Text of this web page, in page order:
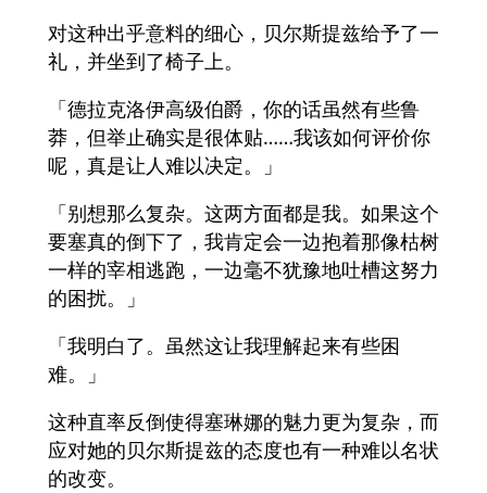
对这种出乎意料的细心，贝尔斯提兹给予了一
礼，并坐到了椅子上。
「德拉克洛伊高级伯爵，你的话虽然有些鲁
莽，但举止确实是很体贴……我该如何评价你
呢，真是让人难以决定。」
「别想那么复杂。这两方面都是我。如果这个
要塞真的倒下了，我肯定会一边抱着那像枯树
一样的宰相逃跑，一边毫不犹豫地吐槽这努力
的困扰。」
「我明白了。虽然这让我理解起来有些困
难。」
这种直率反倒使得塞琳娜的魅力更为复杂，而
应对她的贝尔斯提兹的态度也有一种难以名状
的改变。